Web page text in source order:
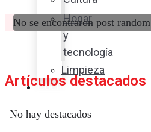
Hogar
y
tecnología
Limpieza
Cocina
sabor
No se encontraron post random
Artículos destacados
No hay destacados